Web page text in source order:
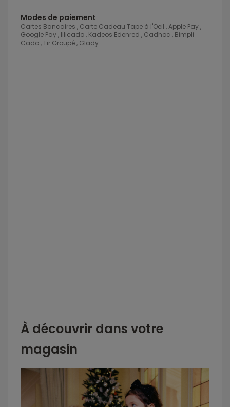
Modes de paiement
Cartes Bancaires , Carte Cadeau Tape à l'Oeil , Apple Pay ,
Google Pay , Illicado , Kadeos Edenred , Cadhoc , Bimpli
Cado , Tir Groupé , Glady
À découvrir dans votre
magasin